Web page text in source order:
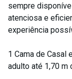
sempre
atenciosa e
experiência
1 Cama de Casal
adulto até 1,70 m